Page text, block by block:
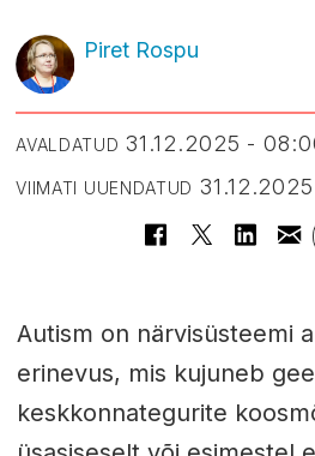
Piret Rospu
AVALDATUD 31.12.2025 -
VIIMATI UUENDATUD
Autism on närvisüsteemi
erinevus, mis kujuneb
keskkonnategurite